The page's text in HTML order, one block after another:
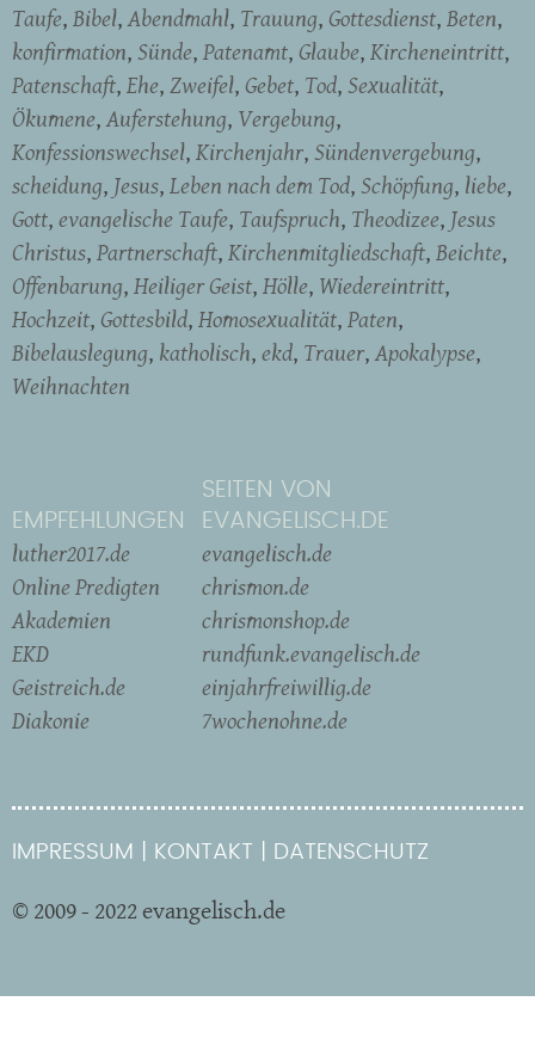
Taufe Bibel Abendmahl Trauung Gottesdienst Beten
konfirmation Sünde Patenamt Glaube Kircheneintritt
Patenschaft Ehe Zweifel Gebet Tod Sexualität
Ökumene Auferstehung Vergebung
Konfessionswechsel Kirchenjahr Sündenvergebung
scheidung Jesus Leben nach dem Tod Schöpfung liebe
Gott evangelische Taufe Taufspruch Theodizee Jesus
Christus Partnerschaft Kirchenmitgliedschaft Beichte
Offenbarung Heiliger Geist Hölle Wiedereintritt
Hochzeit Gottesbild Homosexualität Paten
Bibelauslegung katholisch ekd Trauer Apokalypse
Weihnachten
EMPFEHLUNGEN
luther2017.de
Online Predigten
Akademien
EKD
Geistreich.de
Diakonie
SEITEN VON
EVANGELISCH.DE
evangelisch.de
chrismon.de
chrismonshop.de
rundfunk.evangelisch.de
einjahrfreiwillig.de
7wochenohne.de
IMPRESSUM KONTAKT DATENSCHUTZ
© 2009 - 2022 evangelisch.de